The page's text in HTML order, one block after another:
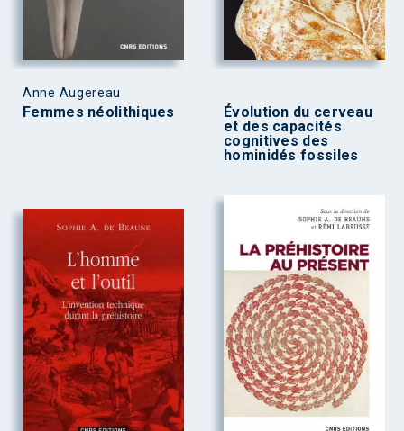
Anne Augereau
Femmes néolithiques
Évolution du cerveau
et des capacités
cognitives des
hominidés fossiles